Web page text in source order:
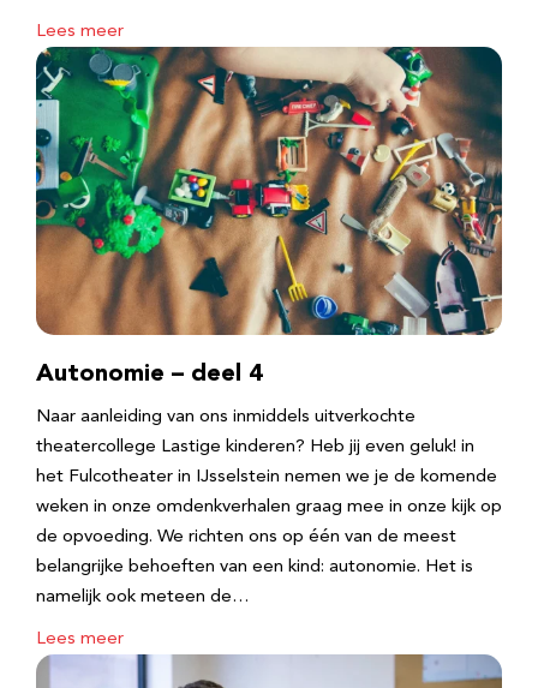
Lees meer
Autonomie – deel 4
Naar aanleiding van ons inmiddels uitverkochte
theatercollege Lastige kinderen? Heb jij even geluk! in
het Fulcotheater in IJsselstein nemen we je de komende
weken in onze omdenkverhalen graag mee in onze kijk op
de opvoeding. We richten ons op één van de meest
belangrijke behoeften van een kind: autonomie. Het is
namelijk ook meteen de…
Lees meer